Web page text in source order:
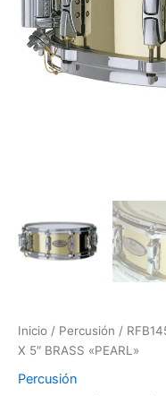
Inicio / Percusión /
X 5″ BRASS «PEARL»
Percusión
"PEARL"
cantidad